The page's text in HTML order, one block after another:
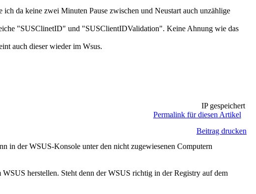
da keine zwei Minuten Pause zwischen und Neustart auch unzählige
"SUSClinetID" und "SUSClientIDValidation". Keine Ahnung wie das
auch dieser wieder im Wsus.
IP gespeichert
Permalink für diesen Artikel
Beitrag drucken
in der WSUS-Konsole unter den nicht zugewiesenen Computern
herstellen. Steht denn der WSUS richtig in der Registry auf dem